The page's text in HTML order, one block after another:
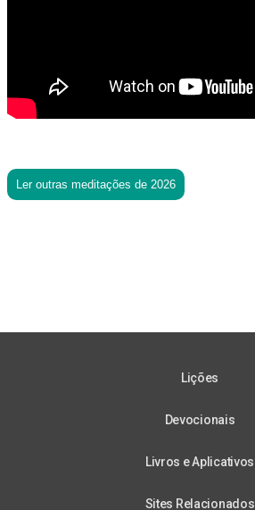
Ler outras meditações de 2026
Lições
Devocionais
Livros e Aplicativos
Sites Relacionados